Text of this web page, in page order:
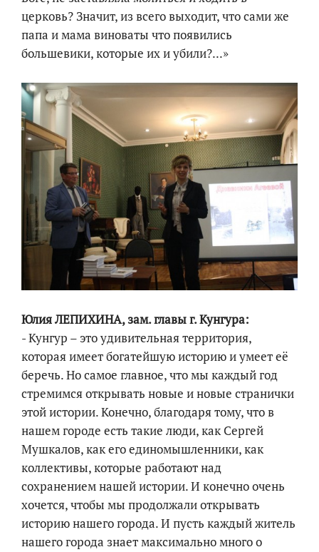
церковь? Значит, из всего выходит, что сами же
папа и мама виноваты что появились
большевики, которые их и убили?...»
Юлия ЛЕПИХИНА, зам. главы г. Кунгура:
- Кунгур – это удивительная территория,
которая имеет богатейшую историю и умеет её
беречь. Но самое главное, что мы каждый год
стремимся открывать новые и новые странички
этой истории. Конечно, благодаря тому, что в
нашем городе есть такие люди, как Сергей
Мушкалов, как его единомышленники, как
коллективы, которые работают над
сохранением нашей истории. И конечно очень
хочется, чтобы мы продолжали открывать
историю нашего города. И пусть каждый житель
нашего города знает максимально много о